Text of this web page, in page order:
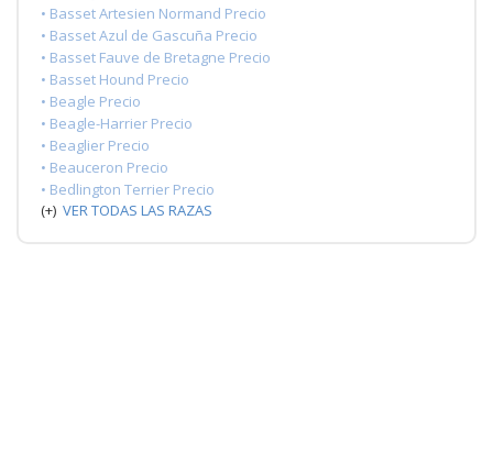
• Basset Artesien Normand Precio
• Basset Azul de Gascuña Precio
• Basset Fauve de Bretagne Precio
• Basset Hound Precio
• Beagle Precio
• Beagle-Harrier Precio
• Beaglier Precio
• Beauceron Precio
• Bedlington Terrier Precio
(+) VER TODAS LAS RAZAS